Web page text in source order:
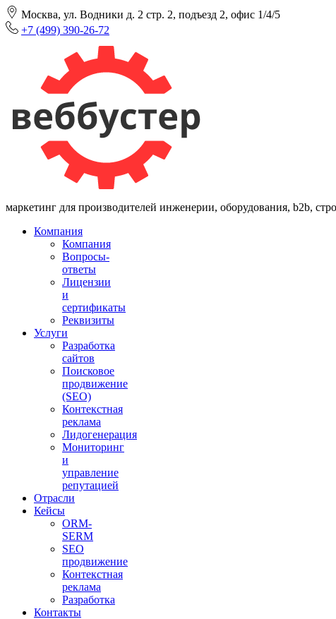
Москва, ул. Водники д. 2 стр. 2, подъезд 2, офис 1/4/5
+7 (499) 390-26-72
маркетинг для производителей инженерии, оборудования, b2b,
Компания
Компания
Вопросы-
ответы
Лицензии
и
сертификаты
Реквизиты
Услуги
Разработка
сайтов
Поисковое
продвижение
(SEO)
Контекстная
реклама
Лидогенерация
Мониторинг
и
управление
репутацией
Отрасли
Кейсы
ORM-
SERM
SEO
продвижение
Контекстная
реклама
Разработка
Контакты